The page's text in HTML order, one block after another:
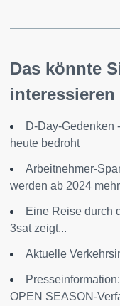
Das könnte
interessieren
D-Day-Gedenken
heute bedroht
Arbeitnehmer-
werden ab 2024
Eine Reise durch
3sat zeigt...
Aktuelle
OPEN SEASON-